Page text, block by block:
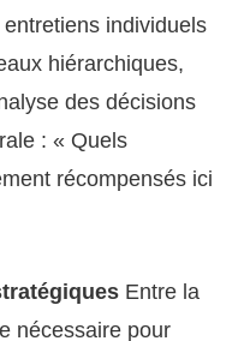
individuels
hiérarchiques,
des décisions
: « Quels
récompensés ici
Entre la
nécessaire pour